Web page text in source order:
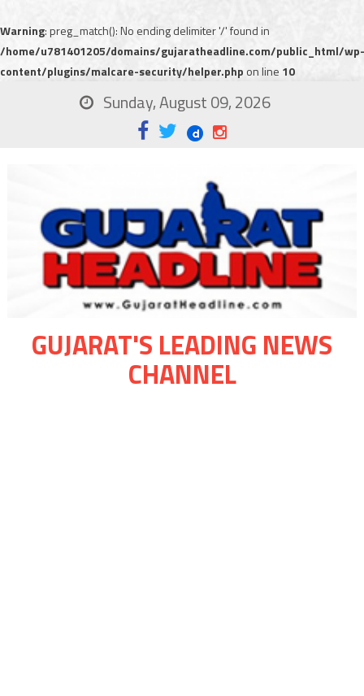
Warning: preg_match(): No ending delimiter '/' found in
/home/u781401205/domains/gujaratheadline.com/public_html/wp-
content/plugins/malcare-security/helper.php on line 10
Sunday, August 09, 2026
GUJARAT'S LEADING NEWS
CHANNEL